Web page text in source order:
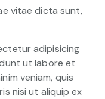
vitae dicta sunt,
adipisicing
ut labore et
veniam, quis
nisi ut aliquip ex